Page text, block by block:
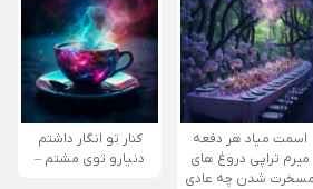
اسمت میاد هر دفعه
میرم تراپی دروغ‌ های
مسخرت شدن چه عادی
کنار تو انگار داشتم
دنیارو توی مشتم –